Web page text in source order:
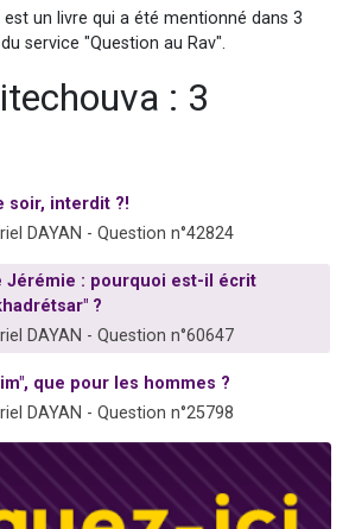
2 personnes viennent de nous rejoindre sur WhatsApp
Il reste 49 places pour étudier en groupe sur Zoom
est un livre qui a été mentionné dans 3
service "Question au Rav".
: 3
soir, interdit ?!
DAYAN - Question n°42824
Jérémie : pourquoi est-il écrit
?
DAYAN - Question n°60647
que pour les hommes ?
DAYAN - Question n°25798